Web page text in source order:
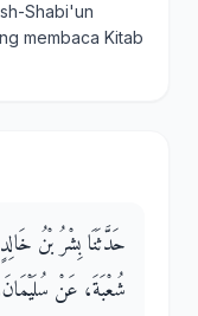
Shabi'un
membaca Kitab
حَدَّثَنَا بِشْرُ بْنُ
شُعْبَةَ، عَنْ